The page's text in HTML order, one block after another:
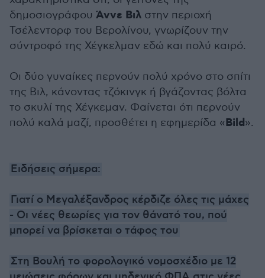
δημοσιογράφου Άννε Βιλ στην περιοχή
Τσέλεντορφ του Βερολίνου, γνωρίζουν την
σύντροφό της Χέγκελμαν εδώ και πολύ καιρό.
Οι δύο γυναίκες περνούν πολύ χρόνο στο σπίτι
της Βιλ, κάνοντας τζόκινγκ ή βγάζοντας βόλτα
το σκυλί της Χέγκεμαν. Φαίνεται ότι περνούν
πολύ καλά μαζί, προσθέτει η εφημερίδα «Bild».
Ειδήσεις σήμερα:
Γιατί ο Μεγαλέξανδρος κέρδιζε όλες τις μάχες
- Οι νέες θεωρίες για τον θάνατό του, πού
μπορεί να βρίσκεται ο τάφος του
Στη Βουλή το φορολογικό νομοσχέδιο με 12